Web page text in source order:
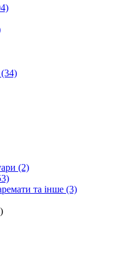
(2)
та інше (3)